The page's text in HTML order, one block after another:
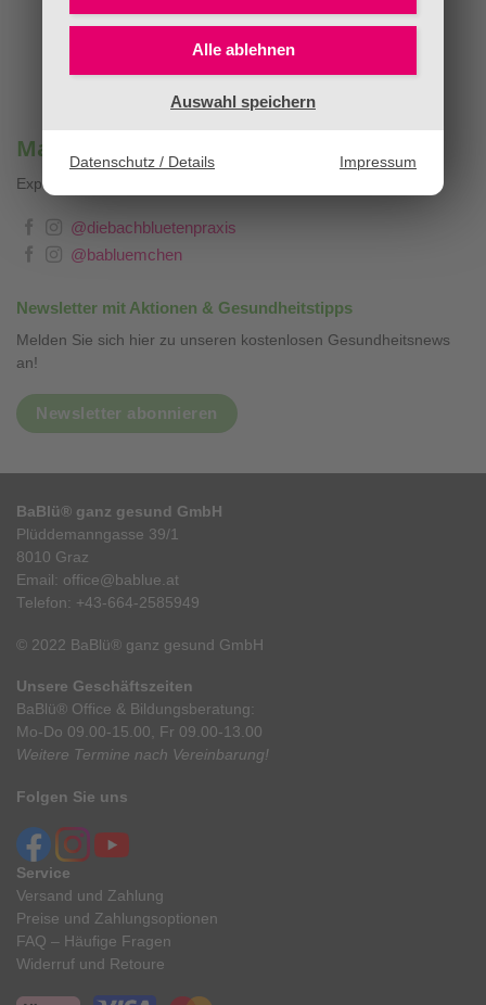
Alle ablehnen
Auswahl speichern
Datenschutz / Details Impressum
Mag. Sandra Stopar & BaBlümchen®
Expertenwissen, Blog & Liebevolles
@diebachbluetenpraxis
@babluemchen
Newsletter mit Aktionen & Gesundheitstipps
Melden Sie sich hier zu unseren kostenlosen Gesundheitsnews
an!
Newsletter abonnieren
BaBlü® ganz gesund GmbH
Plüddemanngasse 39/1
8010 Graz
Email: office@bablue.at
Telefon: +43-664-2585949
© 2022 BaBlü® ganz gesund GmbH
Unsere Geschäftszeiten
BaBlü® Office & Bildungsberatung:
Mo-Do 09.00-15.00, Fr 09.00-13.00
Weitere Termine nach Vereinbarung!
Folgen Sie uns
Service
Versand und Zahlung
Preise und Zahlungsoptionen
FAQ – Häufige Fragen
Widerruf und Retoure